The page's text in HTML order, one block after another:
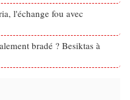
l'échange fou avec
bradé ? Besiktas à